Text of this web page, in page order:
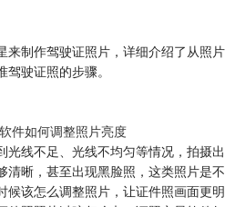
来制作驾驶证照片，详细介绍了从照片
驶证照的步骤。
件如何调整照片亮度
光线不足、光线不均匀等情况，拍摄出
清晰，甚至出现黑脸照，这类照片是不
候该怎么调整照片，让证件照画面更明